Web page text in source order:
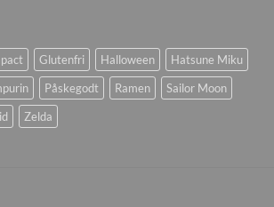
Glutenfri Halloween
Hatsune Miku
Påskegodt Ramen
Sailor Moon
Zelda